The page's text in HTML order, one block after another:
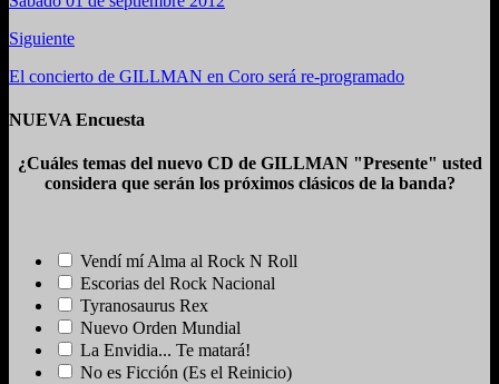
Siguiente
El concierto de GILLMAN en Coro será re-programado
NUEVA Encuesta
¿Cuáles temas del nuevo CD de GILLMAN "Presente" usted
considera que serán los próximos clásicos de la banda?
Vendí mí Alma al Rock N Roll
Escorias del Rock Nacional
Tyranosaurus Rex
Nuevo Orden Mundial
La Envidia... Te matará!
No es Ficción (Es el Reinicio)